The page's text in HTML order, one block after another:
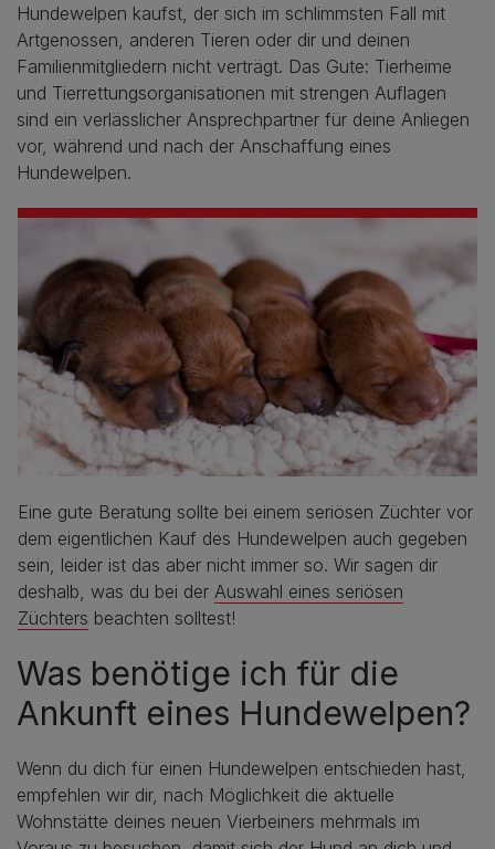
Hundewelpen kaufst, der sich im schlimmsten Fall mit
Artgenossen, anderen Tieren oder dir und deinen
Familienmitgliedern nicht verträgt. Das Gute: Tierheime
und Tierrettungsorganisationen mit strengen Auflagen
sind ein verlässlicher Ansprechpartner für deine Anliegen
vor, während und nach der Anschaffung eines
Hundewelpen.
Eine gute Beratung sollte bei einem seriösen Züchter vor
dem eigentlichen Kauf des Hundewelpen auch gegeben
sein, leider ist das aber nicht immer so. Wir sagen dir
deshalb, was du bei der Auswahl eines seriösen
Züchters beachten solltest!
Was benötige ich für die
Ankunft eines Hundewelpen?
Wenn du dich für einen Hundewelpen entschieden hast,
empfehlen wir dir, nach Möglichkeit die aktuelle
Wohnstätte deines neuen Vierbeiners mehrmals im